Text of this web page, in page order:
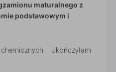
maturalnego z
podstawowym i
Ukończyłam